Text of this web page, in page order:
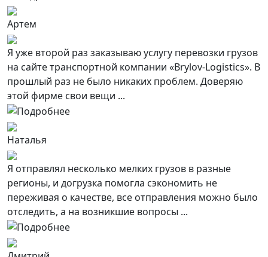
Артем
Я уже второй раз заказываю услугу перевозки грузов
на сайте транспортной компании «Brylov-Logistics». В
прошлый раз не было никаких проблем. Доверяю
этой фирме свои вещи ...
Наталья
Я отправлял несколько мелких грузов в разные
регионы, и догрузка помогла сэкономить не
переживая о качестве, все отправления можно было
отследить, а на возникшие вопросы ...